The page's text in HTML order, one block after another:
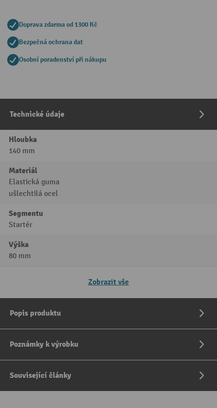
Doprava zdarma od 1300 Kč
Bezpečná ochrana dat
Osobní poradenství při nákupu
Technické údaje
Hloubka
140 mm
Materiál
Elastická guma
ušlechtilá ocel
Segmentu
Startér
Výška
80 mm
Zobrazit vše
Popis produktu
Poznámky k výrobku
Související články